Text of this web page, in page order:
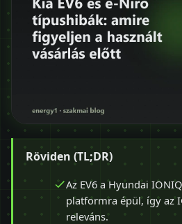
Röviden (TL;DR)
Az EV6 a Hyundai
platformra épül, így az
releváns.